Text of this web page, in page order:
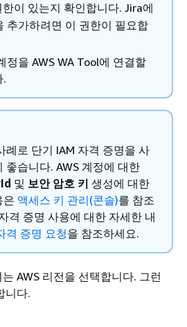
한이 있는지 확인합니다. Jira에
추가하려면 이 권한이 필요합
정을 AWS WA Tool에 연결할
.
례로 단기 IAM 자격 증명을 사
좋습니다. AWS 계정에 대한
및 보안 암호 키 생성에 대한
은 액세스 키 관리(콘솔)를 참조
격 증명 사용에 대한 자세한 내
격 증명 요청을 참조하세요.
AWS 리전을 선택합니다. 그런
니다.